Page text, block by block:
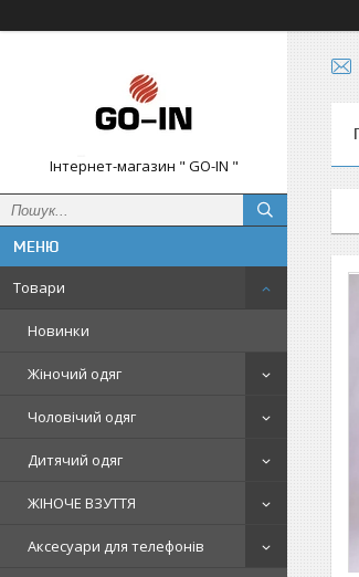
Інтернет-магазин " GO-IN "
Товари
Новинки
Жіночий одяг
Чоловічий одяг
Дитячий одяг
ЖІНОЧЕ ВЗУТТЯ
Аксесуари для телефонів